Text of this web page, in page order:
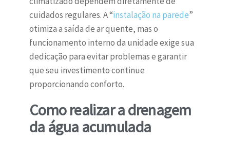
cuidados regulares. A “instalação na parede”
otimiza a saída de ar quente, mas o
funcionamento interno da unidade exige sua
dedicação para evitar problemas e garantir
que seu investimento continue
proporcionando conforto.
Como realizar a drenagem
da água acumulada